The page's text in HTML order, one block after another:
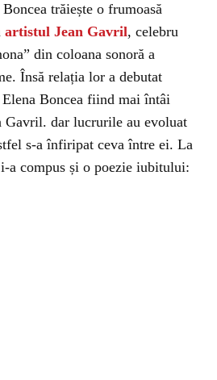
trăiește o frumoasă
artistul Jean Gavril, celebru
din coloana sonoră a
Însă relația lor a debutat
Boncea fiind mai întâi
Gavril. dar lucrurile au evoluat
s-a înfiripat ceva între ei. La
a compus și o poezie iubitului: